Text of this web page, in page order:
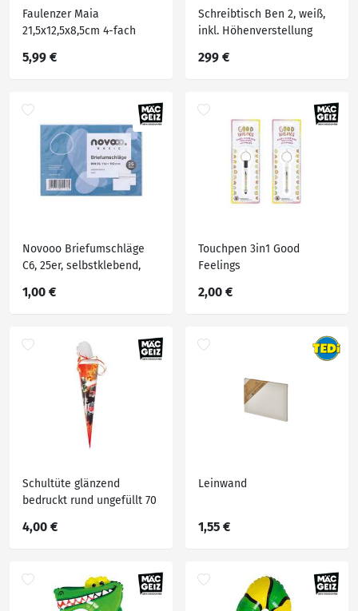
Faulenzer Maia
21,5x12,5x8,5cm 4-fach
5,99 €
Schreibtisch Ben 2, weiß,
inkl. Höhenverstellung
299 €
Novooo Briefumschläge
C6, 25er, selbstklebend,
1,00 €
Touchpen 3in1 Good
Feelings
2,00 €
Schultüte glänzend
bedruckt rund ungefüllt 70
4,00 €
Leinwand
1,55 €